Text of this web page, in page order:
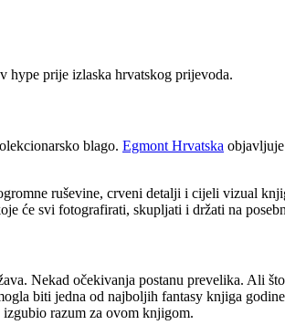
hype prije izlaska hrvatskog prijevoda.
blago. Egmont Hrvatska objavljuje
ruševine, crveni detalji i cijeli vizual
će svi fotografirati, skupljati i držati na
Nekad očekivanja postanu prevelika. Ali
biti jedna od najboljih fantasy knjiga
razum za ovom knjigom.